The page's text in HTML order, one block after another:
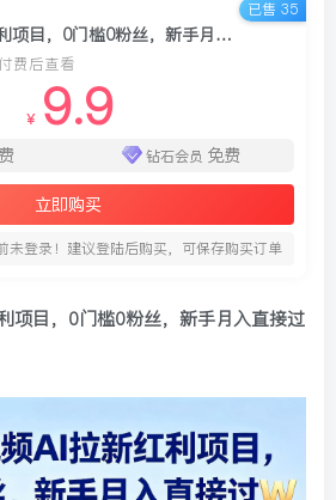
2026短视频AI拉新红利项目，0门槛0粉丝，新手月入直接过1W
费后查看
￥ 9.9
钻石会员 免费
立即购买
未登录！建议登陆后购买，可保存购买订单
已售 35
项目，0门槛0粉丝，新手月入直接过